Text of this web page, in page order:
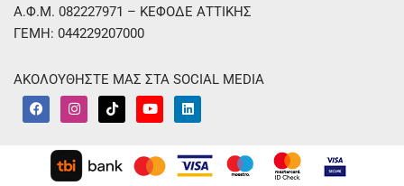
Α.Φ.Μ. 082227971 – ΚΕΦΟΔΕ ΑΤΤΙΚΗΣ
ΓΕΜΗ: 044229207000
ΑΚΟΛΟΥΘΗΣΤΕ ΜΑΣ ΣΤΑ SOCIAL MEDIA
F
a
c
I
n
s
a
g
r
T
i
k
k
Y
o
u
u
b
L
i
n
e
d
i